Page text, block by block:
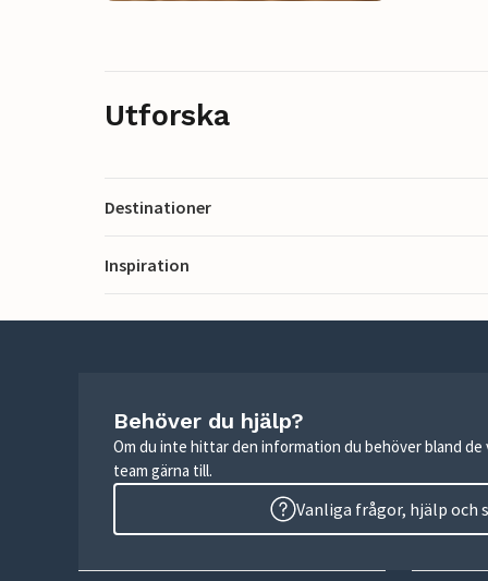
Utforska
Destinationer
Inspiration
Behöver du hjälp?
Om du inte hittar den information du behöver bland de
team gärna till.
Vanliga frågor, hjälp och